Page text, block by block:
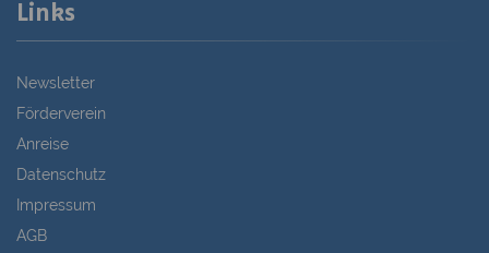
Links
Newsletter
Förderverein
Anreise
Datenschutz
Impressum
AGB